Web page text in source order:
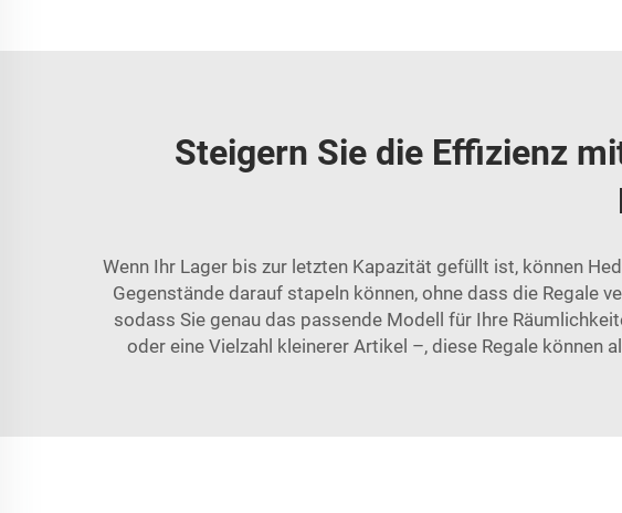
Steigern Sie die Effizienz
Wenn Ihr Lager bis zur letzten Kapazität gefüllt ist, können
Gegenstände darauf stapeln können, ohne dass die Regale
sodass Sie genau das passende Modell für Ihre
oder eine Vielzahl kleinerer Artikel –, diese Regale können